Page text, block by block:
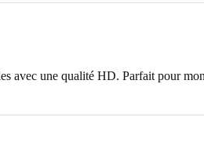
avec une qualité HD. Parfait pour